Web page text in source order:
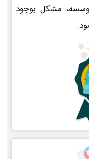
مشکل بوجود